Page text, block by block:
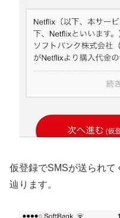
仮登録でSMSが送られて
辿ります。